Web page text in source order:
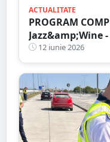
ACTUALITATE
PROGRAM
Jazz&amp;Wine
vinuri alese în
Mare
12 iunie 2026